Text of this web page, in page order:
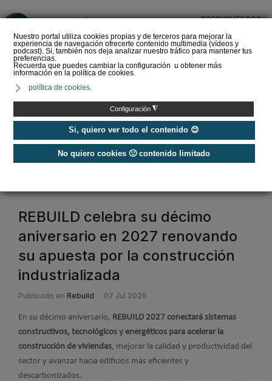
Nuestro portal utiliza cookies propias y de terceros para mejorar la
experiencia de navegación ofrecerte contenido multimedia (vídeos y
podcast). Si, también nos deja analizar nuestro tráfico para mantener tus
preferencias.
Recuerda que puedes cambiar la configuración u obtener más
información en la política de cookies.
política de cookies.
Configuración ◮
Si, quiero ver todo el contenido 😊
No quiero cookies 🙁 contenido limitado
PRESUPUESTOS
cohesión social y
construcción sos…
Congreso REBUILD
REBUILD celebra su décimo
aniversario en 2027 renovando
su apuesta por la construcción
industrializada
Publicado en Rebuild 07 Jul 2026
En su décimo aniversario, REBUILD 2027 conectará sistemas
constructivos, tecnológicos y energéticos para acelerar la
construcción de viviendas, mejorar la calidad y productividad del
sector y avanzar hacia edificios más eficientes y
descarbonizados.